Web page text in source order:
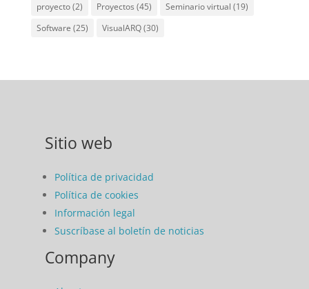
proyecto(2) Proyectos (45) Seminario virtual (19)
Software (25) VisualARQ(30)
Sitio web
Política de privacidad
Política de cookies
Información legal
Suscríbase al boletín de noticias
Company